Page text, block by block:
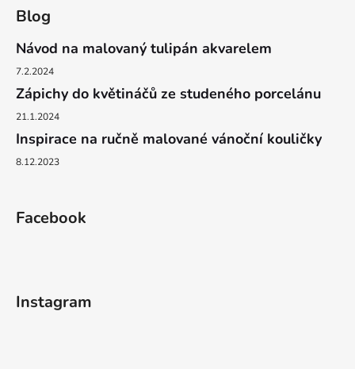
Blog
Návod na malovaný tulipán akvarelem
7.2.2024
Zápichy do květináčů ze studeného porcelánu
21.1.2024
Inspirace na ručně malované vánoční kouličky
8.12.2023
Facebook
Instagram